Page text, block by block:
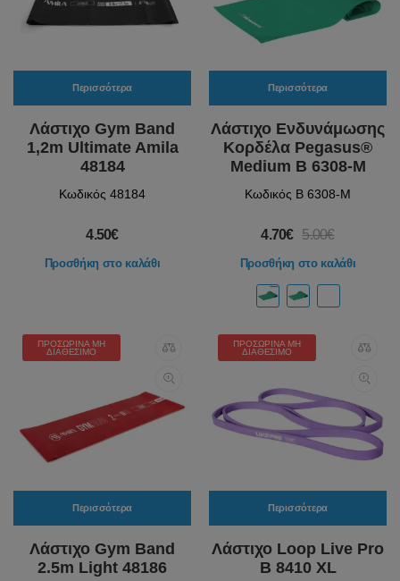
Περισσότερα
Λάστιχο Gym Band
1,2m Ultimate Amila
48184
Κωδικός 48184
4.50€
Προσθήκη στο καλάθι
Περισσότερα
Λάστιχο Ενδυνάμωσης
Κορδέλα Pegasus®
Medium Β 6308-M
Κωδικός Β 6308-M
4.70€ 5.00€
Προσθήκη στο καλάθι
ΠΡΟΣΩΡΙΝΆ ΜΗ
ΔΙΑΘΈΣΙΜΟ
Περισσότερα
Λάστιχο Gym Band
2.5m Light 48186
ΠΡΟΣΩΡΙΝΆ ΜΗ
ΔΙΑΘΈΣΙΜΟ
Περισσότερα
Λάστιχο Loop Live Pro
B 8410 XL